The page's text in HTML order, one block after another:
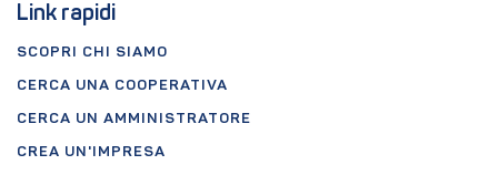
Link rapidi
SCOPRI CHI SIAMO
CERCA UNA COOPERATIVA
CERCA UN AMMINISTRATORE
CREA UN'IMPRESA